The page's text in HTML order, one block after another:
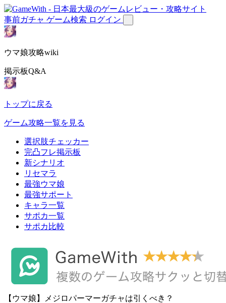
事前ガチャ ゲーム検索 ログイン
ウマ娘攻略wiki
掲示板Q&A
トップに戻る
ゲーム攻略一覧を見る
選択肢チェッカー
完凸フレ掲示板
新シナリオ
リセマラ
最強ウマ娘
最強サポート
キャラ一覧
サポカ一覧
サポカ比較
【ウマ娘】メジロパーマーガチャは引くべき？